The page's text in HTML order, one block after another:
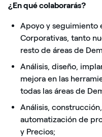
¿En qué colaborarás?
Apoyo y seguimiento
Corporativas, tanto
resto de áreas de
Análisis, diseño,
mejora en las
todas las áreas de
Análisis,
automatización de
y Precios;